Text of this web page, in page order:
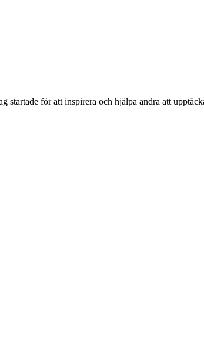
för att inspirera och hjälpa andra att